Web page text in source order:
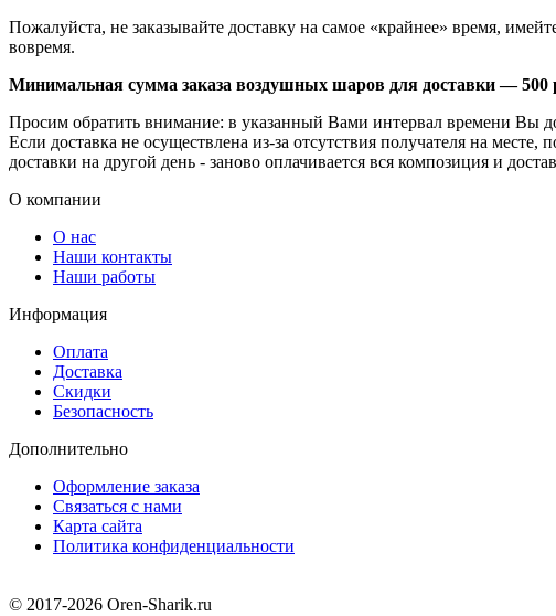
Пожалуйста, не заказывайте доставку на самое «крайнее» время,
вовремя.
Минимальная сумма заказа воздушных шаров для доставки — 500
Просим обратить внимание: в указанный Вами интервал времени Вы
Если доставка не осуществлена из-за отсутствия получателя на
доставки на другой день - заново оплачивается вся композиция и
О компании
О нас
Наши контакты
Наши работы
Информация
Оплата
Доставка
Скидки
Безопасность
Дополнительно
Оформление заказа
Связаться с нами
Карта сайта
Политика конфиденциальности
© 2017-2026 Oren-Sharik.ru